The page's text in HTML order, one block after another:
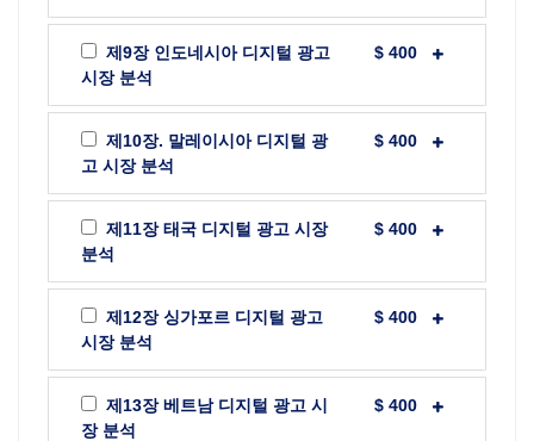
제9장 인도네시아 디지털 광고
시장 분석
$ 400
제10장. 말레이시아 디지털 광
고 시장 분석
$ 400
제11장 태국 디지털 광고 시장
분석
$ 400
제12장 싱가포르 디지털 광고
시장 분석
$ 400
제13장 베트남 디지털 광고 시
장 분석
$ 400